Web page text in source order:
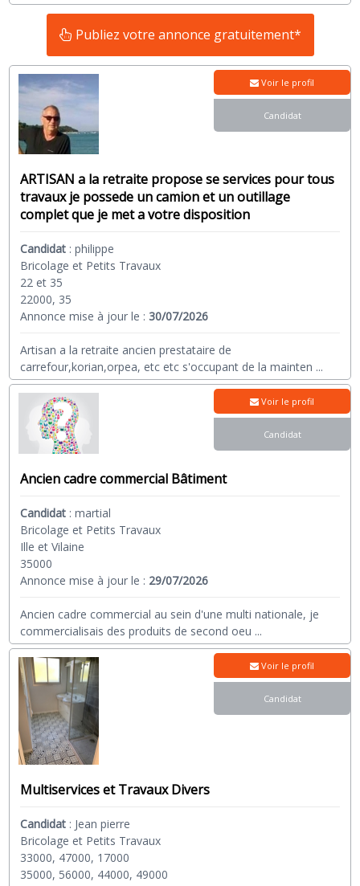
Publiez votre annonce gratuitement*
ARTISAN a la retraite propose se services pour tous
travaux je possede un camion et un outillage
complet que je met a votre disposition
Candidat :philippe
Bricolage et Petits Travaux
22 et 35
22000, 35
Annonce mise à jour le :30/07/2026
Artisan a la retraite ancien prestataire de
carrefour,korian,orpea, etc etc s'occupant de la mainten ...
Voir le profil
Candidat
Ancien cadre commercial Bâtiment
Candidat :martial
Bricolage et Petits Travaux
Ille et Vilaine
35000
Annonce mise à jour le : 29/07/2026
Ancien cadre commercial au sein d'une multi nationale, je
commercialisais des produits de second oeu ...
Voir le profil
Candidat
Multiservices et Travaux Divers
Candidat : Jean pierre
Bricolage et Petits Travaux
33000, 47000, 17000
35000, 56000, 44000, 49000
Voir le profil
Candidat